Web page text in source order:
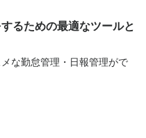
るための最適なツールと
な勤怠管理・日報管理がで